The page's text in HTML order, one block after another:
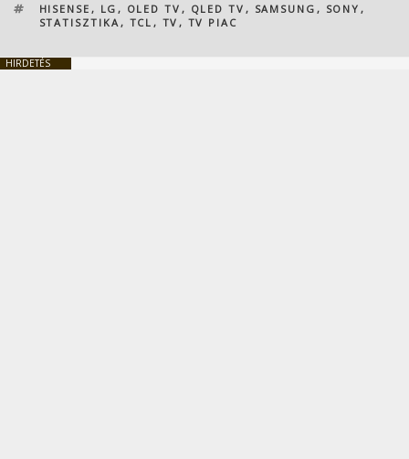
CÍMKÉK
HISENSE , LG , OLED TV , QLED TV , SAMSUNG , SONY ,
STATISZTIKA, TCL , TV , TV PIAC
HIRDETÉS